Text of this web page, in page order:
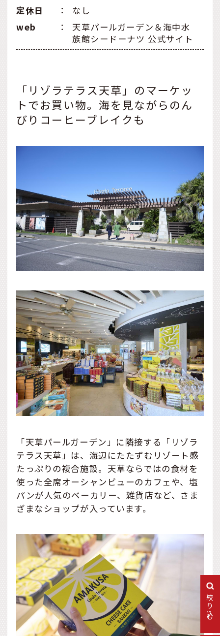
絞り込む
定休日
：
なし
web
：
天草パールガーデン＆海中水
族館シードーナツ 公式サイト
「リゾラテラス天草」のマーケッ
トでお買い物。海を見ながらのん
びりコーヒーブレイクも
「天草パールガーデン」に隣接する「リゾラ
テラス天草」は、海辺にたたずむリゾート感
たっぷりの複合施設。天草ならではの食材を
使った全席オーシャンビューのカフェや、塩
パンが人気のベーカリー、雑貨店など、さま
ざまなショップが入っています。